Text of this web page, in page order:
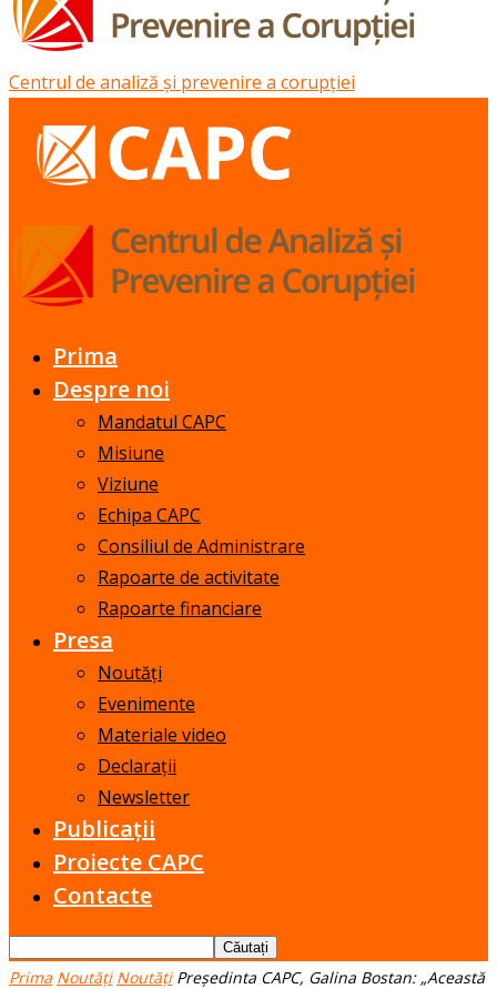
Centrul de analiză și prevenire a corupției
Prima
Despre noi
Mandatul CAPC
Misiune
Viziune
Echipa CAPC
Consiliul de Administrare
Rapoarte de activitate
Rapoarte financiare
Presa
Noutăți
Evenimente
Materiale video
Declarații
Newsletter
Publicații
Proiecte CAPC
Contacte
Prima Noutăți Noutăți Președinta CAPC, Galina Bostan: „Această